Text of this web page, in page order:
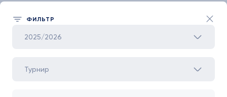
Групповой этап
ФИЛЬТР
2025/2026
Турнир